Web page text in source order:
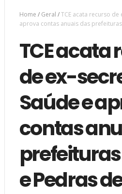
Home / Geral /TCE acata recurso
aprova contas anuais das
TCE acata
de ex-
Saúde e
contas
e Pedras